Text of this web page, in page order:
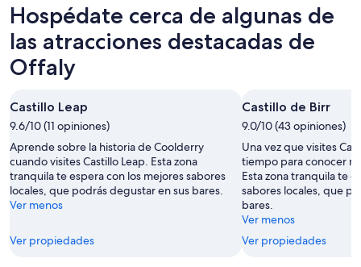
Hospédate cerca de algunas de
las atracciones destacadas de
Offaly
Castillo Leap
9.6/10 (11 opiniones)
Aprende sobre la historia de Coolderry
cuando visites Castillo Leap. Esta zona
tranquila te espera con los mejores sabores
locales, que podrás degustar en sus bares.
Ver menos
Ver propiedades
Castillo de Birr
9.0/10 (43 opiniones)
Una vez que visites
tiempo para conocer
Esta zona tranquila te
sabores locales, que
bares.
Ver menos
Ver propiedades